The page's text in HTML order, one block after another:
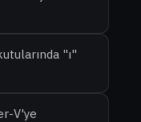
"ı"
V'ye